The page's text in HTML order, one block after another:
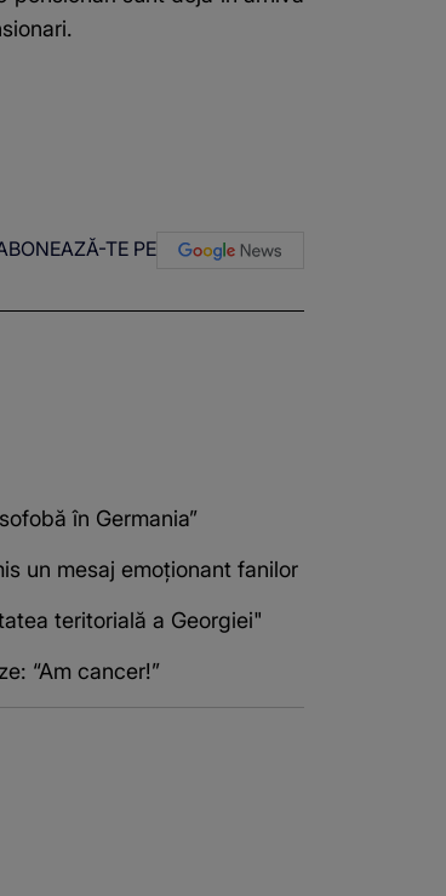
TE PE
în Germania”
un mesaj emoționant fanilor
teritorială a Georgiei"
“Am cancer!”